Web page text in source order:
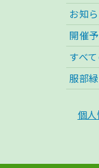
お知
開催
すべ
服部
個